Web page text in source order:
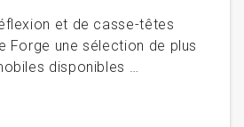
et de casse-têtes
Forge une sélection de plus
disponibles …